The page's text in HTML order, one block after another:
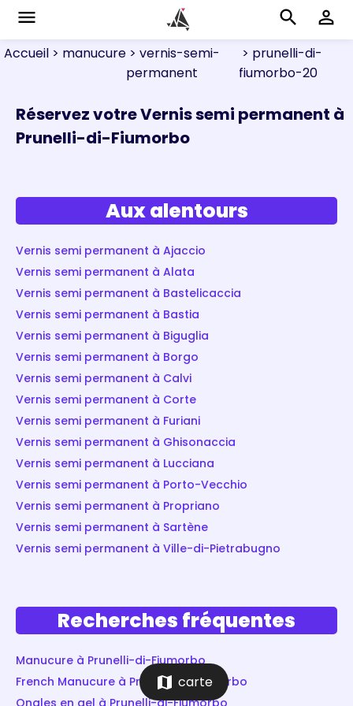
menu search perm_identity
Accueil > manucure > vernis-semi-
permanent
> prunelli-di-
fiumorbo-20
Réservez votre Vernis semi permanent à
Prunelli-di-Fiumorbo
Aux alentours
Vernis semi permanent à Ajaccio
Vernis semi permanent à Alata
Vernis semi permanent à Bastelicaccia
Vernis semi permanent à Bastia
Vernis semi permanent à Biguglia
Vernis semi permanent à Borgo
Vernis semi permanent à Calvi
Vernis semi permanent à Corte
Vernis semi permanent à Furiani
Vernis semi permanent à Ghisonaccia
Vernis semi permanent à Lucciana
Vernis semi permanent à Porto-Vecchio
Vernis semi permanent à Propriano
Vernis semi permanent à Sartène
Vernis semi permanent à Ville-di-Pietrabugno
Recherches fréquentes
Manucure à Prunelli-di-Fiumorbo
French Manucure à Prunelli-di-Fiumorbo
Ongles en gel à Prunelli-di-Fiumorbo
map carte